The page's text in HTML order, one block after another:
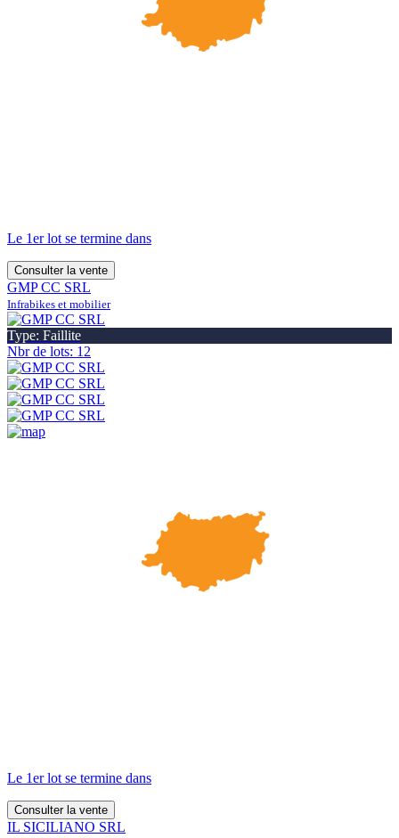
Le 1er lot se termine dans
Consulter la vente
GMP CC SRL
Infrabikes et mobilier
Type: Faillite
Nbr de lots: 12
Le 1er lot se termine dans
Consulter la vente
IL SICILIANO SRL